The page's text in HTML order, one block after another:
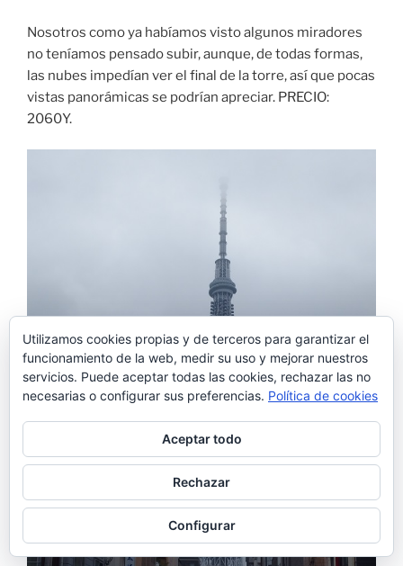
Nosotros como ya habíamos visto algunos miradores
no teníamos pensado subir, aunque, de todas formas,
las nubes impedían ver el final de la torre, así que pocas
vistas panorámicas se podrían apreciar. PRECIO:
2060Y.
Utilizamos cookies propias y de terceros para garantizar el
funcionamiento de la web, medir su uso y mejorar nuestros
servicios. Puede aceptar todas las cookies, rechazar las no
necesarias o configurar sus preferencias. Política de cookies
Aceptar todo
Rechazar
Configurar